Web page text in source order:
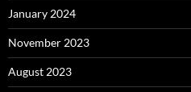
January 2024
November 2023
August 2023